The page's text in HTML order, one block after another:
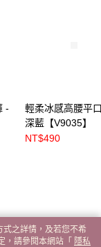
-
輕柔冰感高腰平
深藍【V9035】
NT$490
之詳情，及若您不希
，請參閱本網站「 隱私